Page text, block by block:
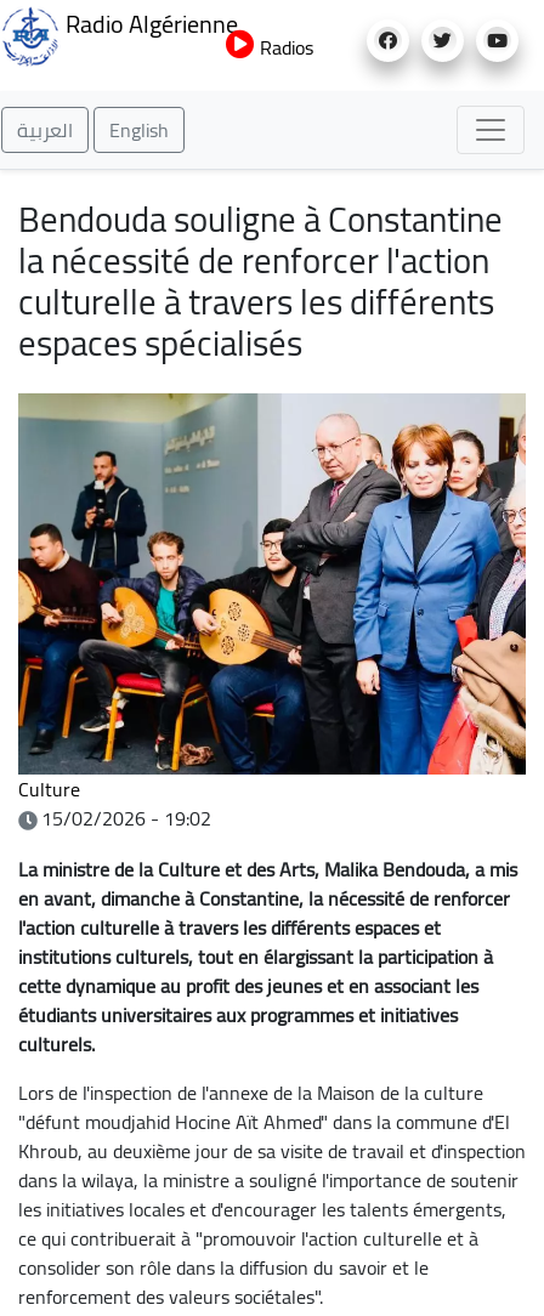
au
Radio Algérienne
Radios
العربية English
Bendouda souligne à Constantine
la nécessité de renforcer l'action
culturelle à travers les différents
espaces spécialisés
Culture
15/02/2026 - 19:02
La ministre de la Culture et des Arts, Malika Bendouda, a mis
en avant, dimanche à Constantine, la nécessité de renforcer
l'action culturelle à travers les différents espaces et
institutions culturels, tout en élargissant la participation à
cette dynamique au profit des jeunes et en associant les
étudiants universitaires aux programmes et initiatives
culturels.
Lors de l'inspection de l'annexe de la Maison de la culture
"défunt moudjahid Hocine Aït Ahmed" dans la commune d'El
Khroub, au deuxième jour de sa visite de travail et d'inspection
dans la wilaya, la ministre a souligné l'importance de soutenir
les initiatives locales et d'encourager les talents émergents,
ce qui contribuerait à "promouvoir l'action culturelle et à
consolider son rôle dans la diffusion du savoir et le
renforcement des valeurs sociétales".